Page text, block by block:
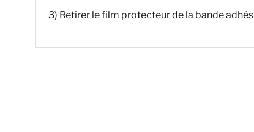
3) Retirer le film protecteur de la bande